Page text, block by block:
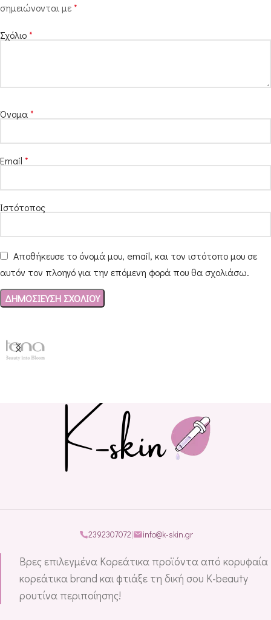
σημειώνονται με*
Σχόλιο*
Όνομα*
Email *
Ιστότοπος
Αποθήκευσε το όνομά μου, email, και τον ιστότοπο μου σε
αυτόν τον πλοηγό για την επόμενη φορά που θα σχολιάσω.
Βρες επιλεγμένα Κορεάτικα προϊόντα από κορυφαία
κορεάτικα brand και φτιάξε τη δική σου K-beauty
ρουτίνα περιποίησης!